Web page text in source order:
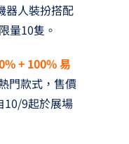
器人裝扮搭配
量10隻。
+ 100% 易
門款式，售價
10/9起於展場